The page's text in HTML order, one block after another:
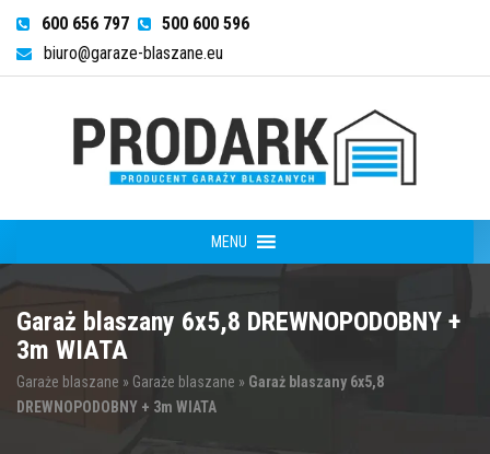
600 656 797
500 600 596
biuro@garaze-blaszane.eu
MENU
Garaż blaszany 6x5,8 DREWNOPODOBNY +
3m WIATA
Garaże blaszane » Garaże blaszane » Garaż blaszany 6x5,8
DREWNOPODOBNY + 3m WIATA